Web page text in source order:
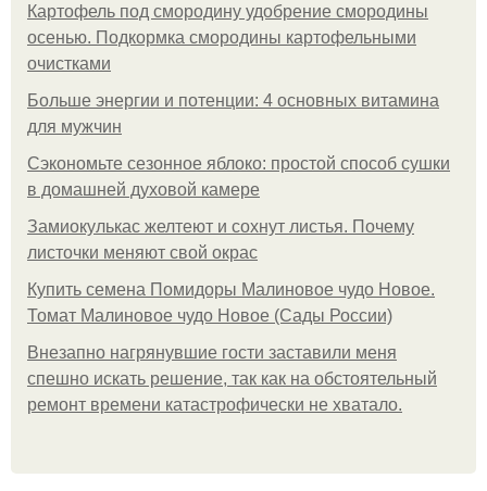
Картофель под смородину удобрение смородины
осенью. Подкормка смородины картофельными
очистками
Больше энергии и потенции: 4 основных витамина
для мужчин
Сэкономьте сезонное яблоко: простой способ сушки
в домашней духовой камере
Замиокулькас желтеют и сохнут листья. Почему
листочки меняют свой окрас
Купить семена Помидоры Малиновое чудо Новое.
Томат Малиновое чудо Новое (Сады России)
Внезапно нагрянувшие гости заставили меня
спешно искать решение, так как на обстоятельный
ремонт времени катастрофически не хватало.